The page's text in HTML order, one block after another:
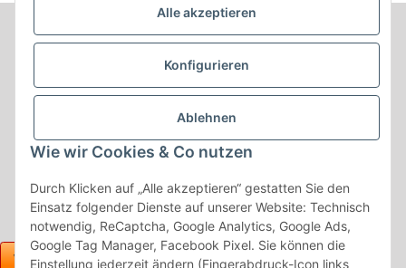
Alle akzeptieren
Konfigurieren
Ablehnen
Wie wir Cookies & Co nutzen
Durch Klicken auf „Alle akzeptieren“ gestatten Sie den
Einsatz folgender Dienste auf unserer Website: Technisch
notwendig, ReCaptcha, Google Analytics, Google Ads,
Google Tag Manager, Facebook Pixel. Sie können die
Einstellung jederzeit ändern (Fingerabdruck-Icon links
Informationen
Produkt Informationen
Shop Informationen
Gesetzliche Informationen